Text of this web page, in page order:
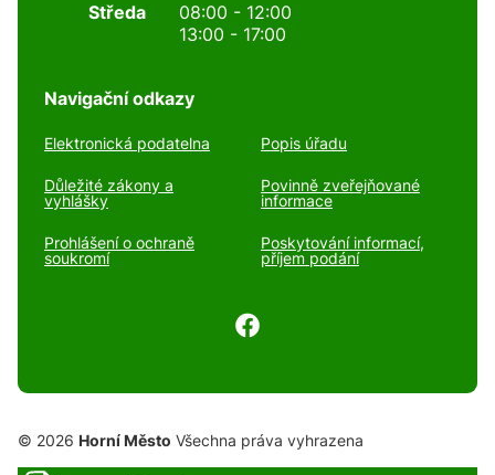
Středa
08:00 - 12:00
13:00 - 17:00
Navigační odkazy
Elektronická podatelna Popis úřadu
Důležité zákony a
vyhlášky
Povinně zveřejňované
informace
Prohlášení o ochraně
soukromí
Poskytování informací,
příjem podání
© 2026 Horní Město Všechna práva vyhrazena